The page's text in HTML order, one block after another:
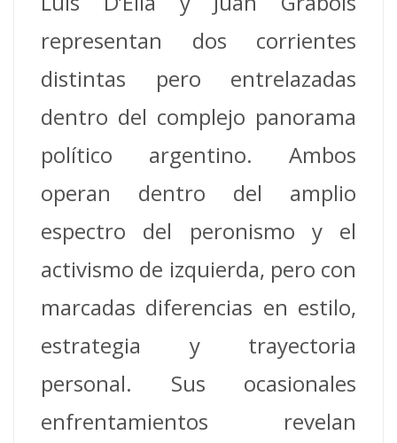
representan dos corrientes
distintas pero entrelazadas
dentro del complejo panorama
político argentino. Ambos
operan dentro del amplio
espectro del peronismo y el
activismo de izquierda, pero con
marcadas diferencias en estilo,
estrategia y trayectoria
personal. Sus ocasionales
enfrentamientos revelan